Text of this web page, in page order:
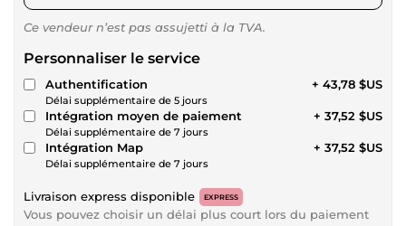
Ce vendeur n’est pas assujetti à la TVA.
Personnaliser le service
Authentification
Délai supplémentaire de 5 jours
+ 43,78 $US
Intégration moyen de paiement
Délai supplémentaire de 7 jours
+ 37,52 $US
Intégration Map
Délai supplémentaire de 7 jours
+ 37,52 $US
Livraison express disponible EXPRESS
Vous pouvez choisir un délai plus court lors du paiement